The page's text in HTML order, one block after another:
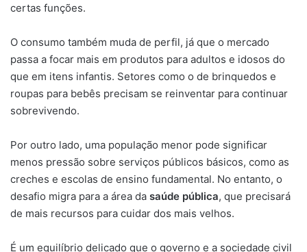
certas funções.
O consumo também muda de perfil, já que o mercado
passa a focar mais em produtos para adultos e idosos do
que em itens infantis. Setores como o de brinquedos e
roupas para bebês precisam se reinventar para continuar
sobrevivendo.
Por outro lado, uma população menor pode significar
menos pressão sobre serviços públicos básicos, como as
creches e escolas de ensino fundamental. No entanto, o
desafio migra para a área da saúde pública, que precisará
de mais recursos para cuidar dos mais velhos.
É um equilíbrio delicado que o governo e a sociedade civil